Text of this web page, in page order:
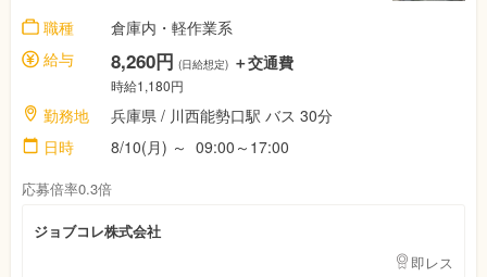
職種
倉庫内・軽作業系
給与
8,260円 (日給想定) ＋交通費
時給1,180円
勤務地
兵庫県 / 川西能勢口駅 バス 30分
日時
8/10(月) ～ 09:00～17:00
応募倍率0.3倍
ジョブコレ株式会社
即レス